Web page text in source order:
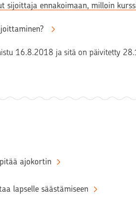
sijoittaja ennakoimaan, milloin
16.8.2018 ja sitä on päivitetty
ajokortin
lapselle säästämiseen